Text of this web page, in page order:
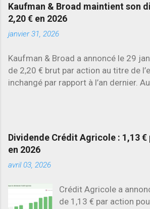
Stellantis et Renault
chiffres.
Kaufman & Broad maintient son
2,20 € en 2026
janvier 31, 2026
Kaufman & Broad a annoncé le 29
de 2,20 € brut par action au titre de
inchangé par rapport à l’an dernier.
Dividende Crédit Agricole : 1,13
en 2026
avril 03, 2026
Crédit Agricole a
de 1,13 € par action